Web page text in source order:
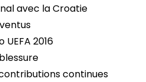
avec la Croatie
UEFA 2016
continues